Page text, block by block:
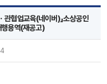
협업교육(네이버)」소상공인
행용역(재공고)